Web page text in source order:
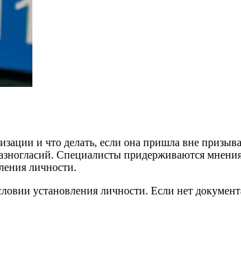
и что делать, если она пришла вне
Специалисты придерживаются
личности.
установления личности. Если нет